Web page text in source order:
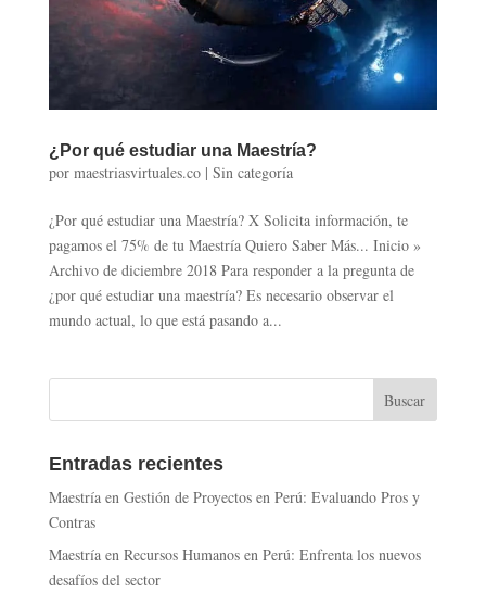
¿Por qué estudiar una Maestría?
por maestriasvirtuales.co| Sin categoría
¿Por qué estudiar una Maestría? X Solicita información, te
pagamos el 75% de tu Maestría Quiero Saber Más... Inicio »
Archivo de diciembre 2018 Para responder a la pregunta de
¿por qué estudiar una maestría? Es necesario observar el
mundo actual, lo que está pasando a...
Entradas recientes
Maestría en Gestión de Proyectos en Perú: Evaluando Pros y
Contras
Maestría en Recursos Humanos en Perú: Enfrenta los nuevos
desafíos del sector